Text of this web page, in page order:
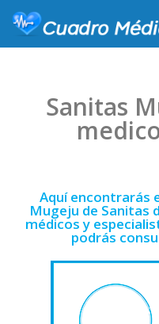
Sanitas
Aquí encontrarás
Mugeju de Sanitas
médicos y
podrás